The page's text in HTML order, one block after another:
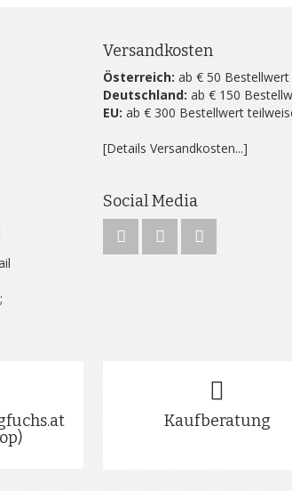
Versandkosten
Österreich: ab € 50
Deutschland: ab € 150
EU: ab € 300 Bestellwert
[Details Versandkosten...]
Social Media
Kaufberatung